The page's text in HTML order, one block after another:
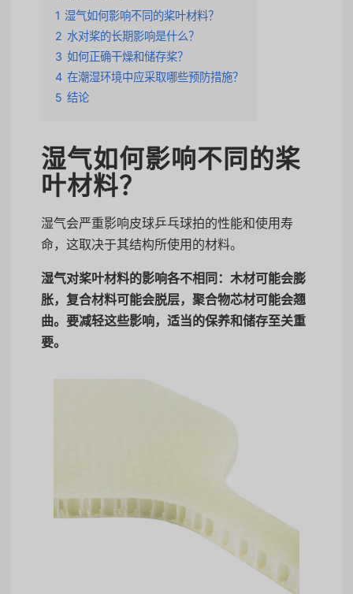
1 湿气如何影响不同的桨叶材料？
2 水对桨的长期影响是什么？
3 如何正确干燥和储存桨？
4 在潮湿环境中应采取哪些预防措施？
5 结论
湿气如何影响不同的桨
叶材料？
湿气会严重影响皮球乒乓球拍的性能和使用寿
命，这取决于其结构所使用的材料。
湿气对桨叶材料的影响各不相同：木材可能会膨
胀，复合材料可能会脱层，聚合物芯材可能会翘
曲。要减轻这些影响，适当的保养和储存至关重
要。